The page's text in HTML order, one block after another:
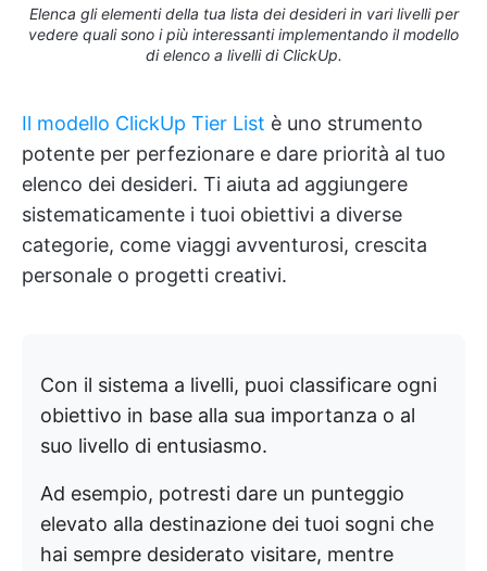
Elenca gli elementi della tua lista dei desideri in vari livelli per
vedere quali sono i più interessanti implementando il modello
di elenco a livelli di ClickUp.
Il modello ClickUp Tier List è uno strumento
potente per perfezionare e dare priorità al tuo
elenco dei desideri. Ti aiuta ad aggiungere
sistematicamente i tuoi obiettivi a diverse
categorie, come viaggi avventurosi, crescita
personale o progetti creativi.
Con il sistema a livelli, puoi classificare ogni
obiettivo in base alla sua importanza o al
suo livello di entusiasmo.
Ad esempio, potresti dare un punteggio
elevato alla destinazione dei tuoi sogni che
hai sempre desiderato visitare, mentre